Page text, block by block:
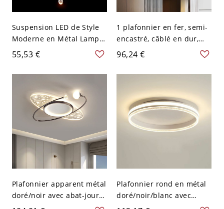
Suspension LED de Style
Moderne en Métal Lampe
Suspendue en Or Abat-
Jour en Cristal - 110 V-120
V 1 Goutte d'Eau
55,53 €
1 plafonnier en fer, semi-
encastré, câblé en dur,
pour chambre principale -
Noir 110 V-120 V
Gradation à trois niveaux
96,24 €
Plafonnier apparent métal
doré/noir avec abat-jour
en acrylique - Noir 110 V-
Plafonnier rond en métal
doré/noir/blanc avec
abat-jour en acrylique -